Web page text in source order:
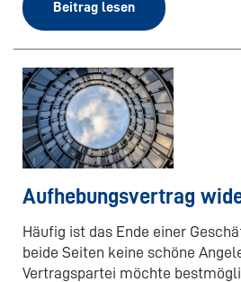
Beitrag lesen
Aufhebungsvertrag
Häufig ist das Ende einer
beide Seiten keine schöne
Vertragspartei möchte